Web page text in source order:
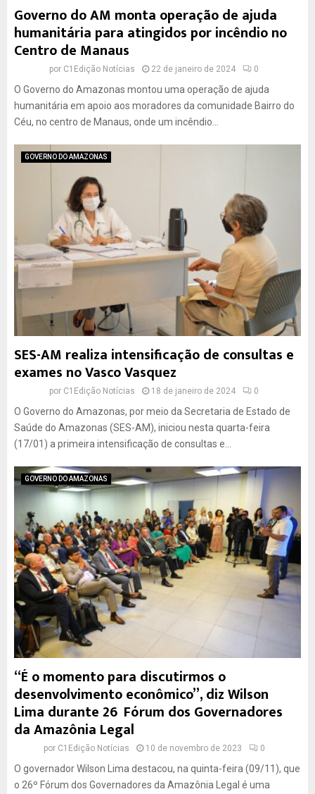
Governo do AM monta operação de ajuda
humanitária para atingidos por incêndio no
Centro de Manaus
por C1Edição Notícias 22 de janeiro de 2024 0
O Governo do Amazonas montou uma operação de ajuda
humanitária em apoio aos moradores da comunidade Bairro do
Céu, no centro de Manaus, onde um incêndio...
GOVERNO DO AMAZONAS
SES-AM realiza intensificação de consultas e
exames no Vasco Vasquez
por C1Edição Notícias 18 de janeiro de 2024 0
O Governo do Amazonas, por meio da Secretaria de Estado de
Saúde do Amazonas (SES-AM), iniciou nesta quarta-feira
(17/01) a primeira intensificação de consultas e...
GOVERNO DO AMAZONAS
“É o momento para discutirmos o
desenvolvimento econômico”, diz Wilson
Lima durante 26º Fórum dos Governadores
da Amazônia Legal
por C1Edição Notícias 10 de novembro de 2023 0
O governador Wilson Lima destacou, na quinta-feira (09/11), que
o 26º Fórum dos Governadores da Amazônia Legal é uma